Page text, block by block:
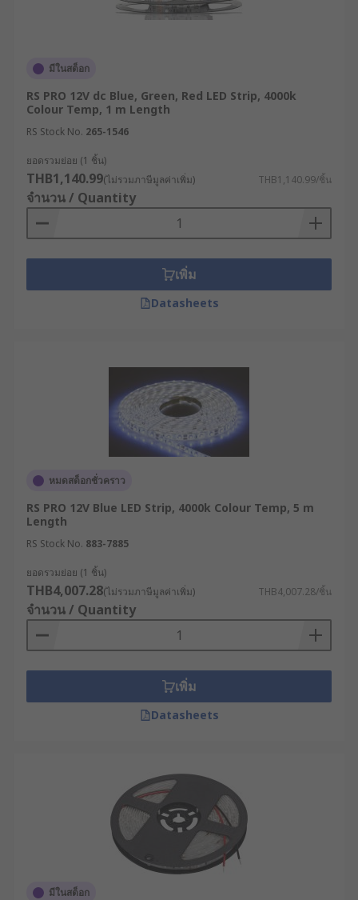
มีในสต็อก
RS PRO 12V dc Blue, Green, Red LED Strip, 4000k
Colour Temp, 1 m Length
RS Stock No. 265-1546
ยอดรวมย่อย (1 ชิ้น)
THB1,140.99(ไม่รวมภาษีมูลค่าเพิ่ม) THB1,140.99/ชิ้น
จำนวน / Quantity
เพิ่ม
Datasheets
หมดสต็อกชั่วคราว
RS PRO 12V Blue LED Strip, 4000k Colour Temp, 5 m
Length
RS Stock No. 883-7885
ยอดรวมย่อย (1 ชิ้น)
THB4,007.28(ไม่รวมภาษีมูลค่าเพิ่ม) THB4,007.28/ชิ้น
จำนวน / Quantity
เพิ่ม
Datasheets
มีในสต็อก